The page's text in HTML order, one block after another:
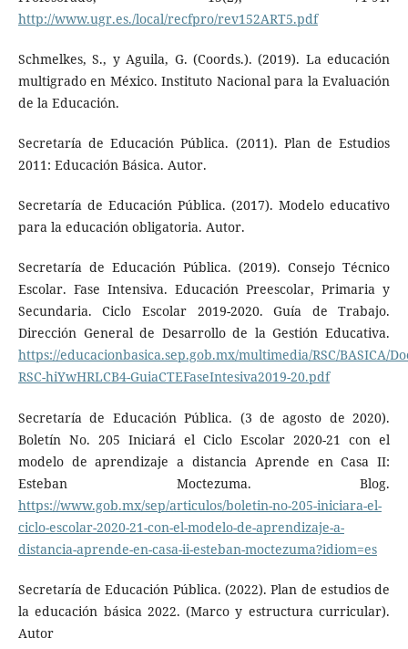
http://www.ugr.es./local/recfpro/rev152ART5.pdf
Schmelkes, S., y Aguila, G. (Coords.). (2019). La educación
multigrado en México. Instituto Nacional para la Evaluación
de la Educación.
Secretaría de Educación Pública. (2011). Plan de Estudios
2011: Educación Básica. Autor.
Secretaría de Educación Pública. (2017). Modelo educativo
para la educación obligatoria. Autor.
Secretaría de Educación Pública. (2019). Consejo Técnico
Escolar. Fase Intensiva. Educación Preescolar, Primaria y
Secundaria. Ciclo Escolar 2019-2020. Guía de Trabajo.
Dirección General de Desarrollo de la Gestión Educativa.
https://educacionbasica.sep.gob.mx/multimedia/RSC/BASICA/
RSC-hiYwHRLCB4-GuiaCTEFaseIntesiva2019-20.pdf
Secretaría de Educación Pública. (3 de agosto de 2020).
Boletín No. 205 Iniciará el Ciclo Escolar 2020-21 con el
modelo de aprendizaje a distancia Aprende en Casa II:
Esteban Moctezuma. Blog.
https://www.gob.mx/sep/articulos/boletin-no-205-iniciara-el-
ciclo-escolar-2020-21-con-el-modelo-de-aprendizaje-a-
distancia-aprende-en-casa-ii-esteban-moctezuma?idiom=es
Secretaría de Educación Pública. (2022). Plan de estudios de
la educación básica 2022. (Marco y estructura curricular).
Autor